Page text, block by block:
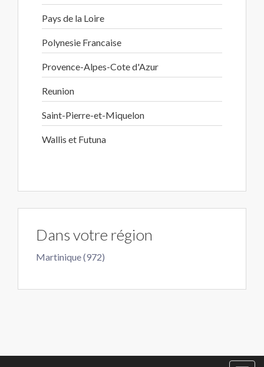
Pays de la Loire
Polynesie Francaise
Provence-Alpes-Cote d'Azur
Reunion
Saint-Pierre-et-Miquelon
Wallis et Futuna
Dans votre région
Martinique (972)